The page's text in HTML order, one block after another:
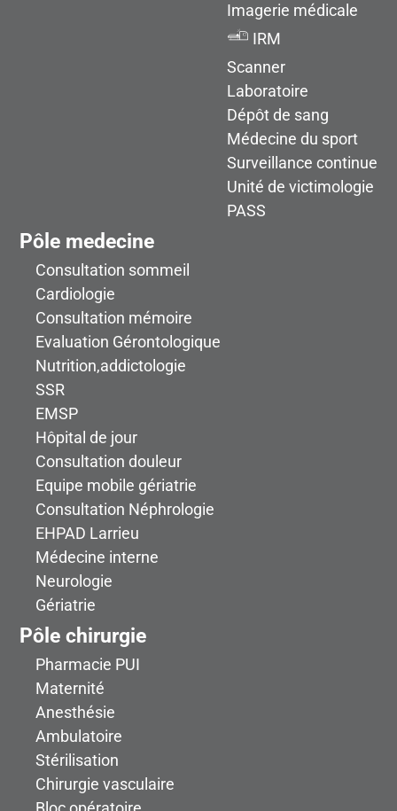
Imagerie médicale
IRM
Scanner
Laboratoire
Dépôt de sang
Médecine du sport
Surveillance continue
Unité de victimologie
PASS
Pôle medecine
Consultation sommeil
Cardiologie
Consultation mémoire
Evaluation Gérontologique
Nutrition,addictologie
SSR
EMSP
Hôpital de jour
Consultation douleur
Equipe mobile gériatrie
Consultation Néphrologie
EHPAD Larrieu
Médecine interne
Neurologie
Gériatrie
Pôle chirurgie
Pharmacie PUI
Maternité
Anesthésie
Ambulatoire
Stérilisation
Chirurgie vasculaire